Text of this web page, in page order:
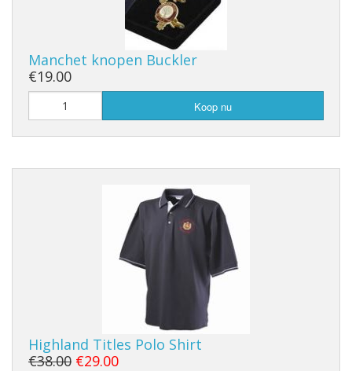
Manchet knopen Buckler
€19.00
Koop nu
Highland Titles Polo Shirt
€38.00 €29.00